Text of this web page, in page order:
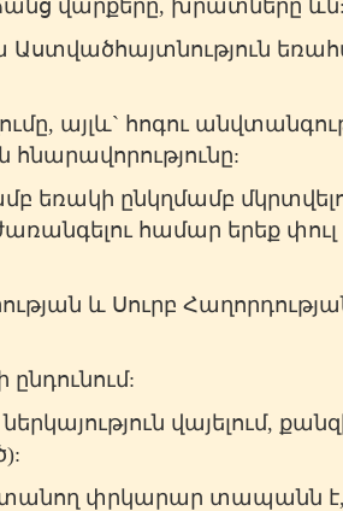
վարքերը, խրատները ևն:
Աստվածհայտնություն
այլև` հոգու
հնարավորությունը:
եռակի ընկղմամբ
համար երեք
և Սուրբ
վայելում,
տանող փրկարար տապանն